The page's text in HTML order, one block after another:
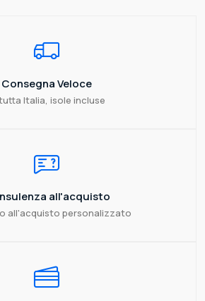
Consegna Veloce
Italia, isole incluse
all'acquisto
all'acquisto personalizzato